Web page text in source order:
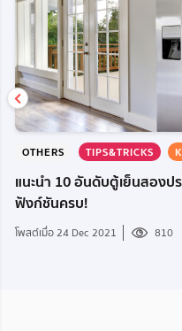
OTHERS TIPS&TRICKS
แนะนำ 10 อันดับตู้เย็นสองป
ฟังก์ชันครบ!
โพสต์เมื่อ 24 Dec 2021 810